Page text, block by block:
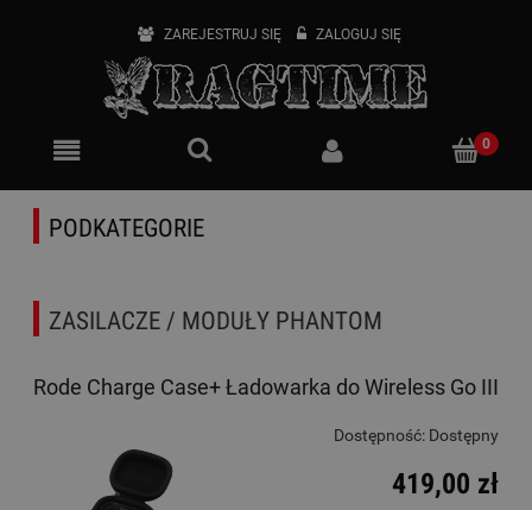
ZAREJESTRUJ SIĘ ZALOGUJ SIĘ
PODKATEGORIE
ZASILACZE / MODUŁY PHANTOM
Rode Charge Case+ Ładowarka do Wireless Go III
Dostępność: Dostępny
419,00 zł